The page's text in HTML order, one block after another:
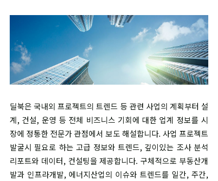
딜북은 국내외 프로젝트의 트렌드 등 관련 사업의 계획부터 설
계, 건설, 운영 등 전체 비즈니스 기회에 대한 업계 정보를 시
장에 정통한 전문가 관점에서 보도 해설합니다. 사업 프로젝트
발굴시 필요로 하는 고급 정보와 트렌드, 깊이있는 조사 분석
리포트와 데이터, 컨설팅을 제공합니다. 구체적으로 부동산개
발과 인프라개발, 에너지산업의 이슈와 트렌드를 일간, 주간,